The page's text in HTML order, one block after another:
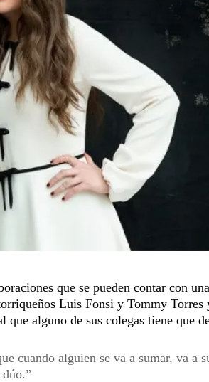
que se pueden contar con
Luis Fonsi y Tommy
alguno de sus colegas tiene que
cuando alguien se va a sumar, va a